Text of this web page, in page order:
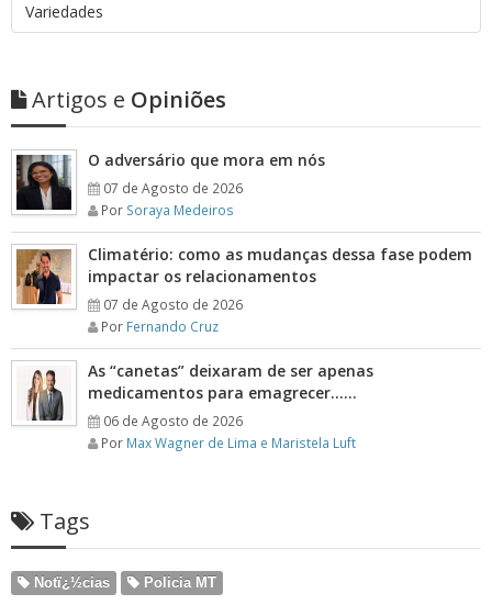
Variedades
Artigos e Opiniões
O adversário que mora em nós
07 de Agosto de 2026
Por Soraya Medeiros
Climatério: como as mudanças dessa fase podem
impactar os relacionamentos
07 de Agosto de 2026
Por Fernando Cruz
As “canetas” deixaram de ser apenas
medicamentos para emagrecer……
06 de Agosto de 2026
Por Max Wagner de Lima e Maristela Luft
Tags
Notï¿½cias Policia MT